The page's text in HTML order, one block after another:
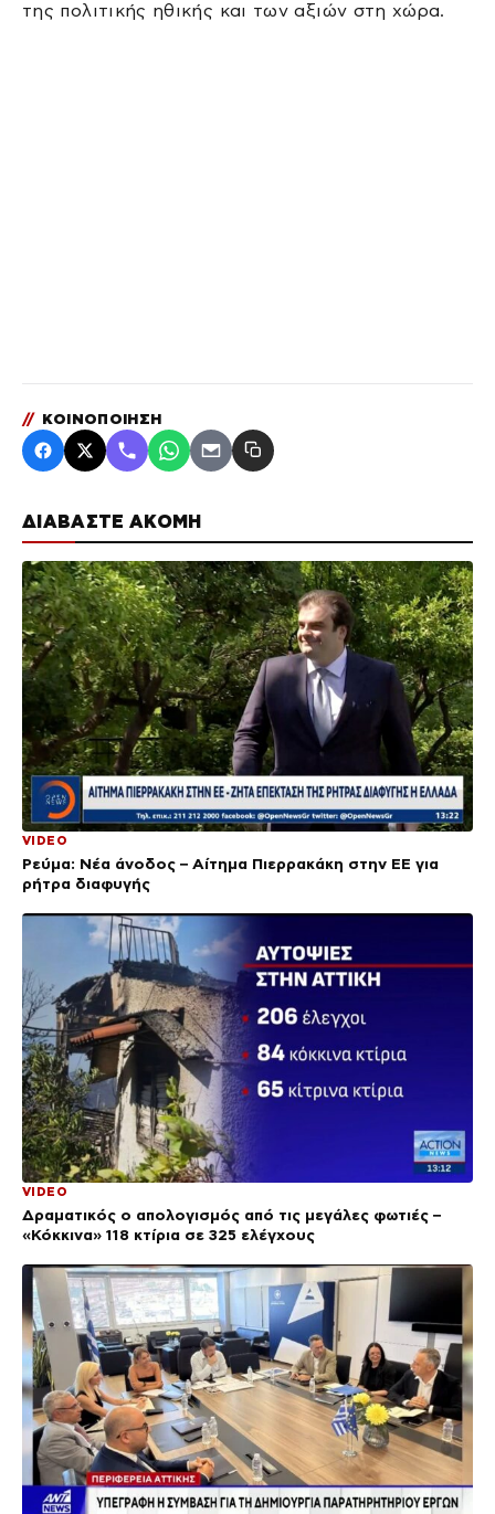
ΔΙΑΒΑΣΤΕ ΑΚΟΜΗ
VIDEO
Ρεύμα: Νέα άνοδος – Αίτημα Πιερρακάκη στην ΕΕ για
ρήτρα διαφυγής
VIDEO
Δραματικός ο απολογισμός από τις μεγάλες φωτιές –
«Κόκκινα» 118 κτίρια σε 325 ελέγχους
της πολιτικής ηθικής και των αξιών στη χώρα.
// ΚΟΙΝΟΠΟΙΗΣΗ